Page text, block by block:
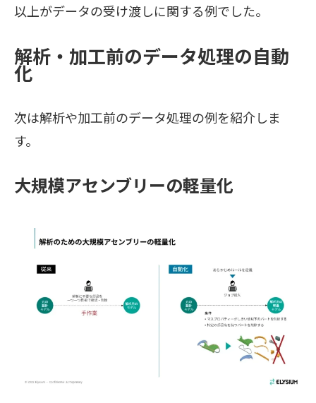
以上がデータの受け渡しに関する例でした。
解析・加工前のデータ処理の自動
化
次は解析や加工前のデータ処理の例を紹介しま
す。
大規模アセンブリーの軽量化